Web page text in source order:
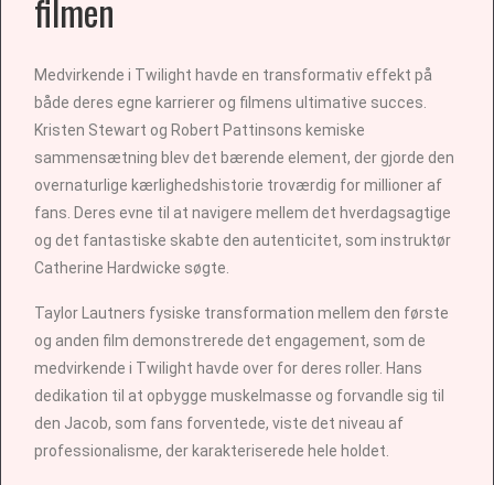
filmen
Medvirkende i Twilight havde en transformativ effekt på
både deres egne karrierer og filmens ultimative succes.
Kristen Stewart og Robert Pattinsons kemiske
sammensætning blev det bærende element, der gjorde den
overnaturlige kærlighedshistorie troværdig for millioner af
fans. Deres evne til at navigere mellem det hverdagsagtige
og det fantastiske skabte den autenticitet, som instruktør
Catherine Hardwicke søgte.
Taylor Lautners fysiske transformation mellem den første
og anden film demonstrerede det engagement, som de
medvirkende i Twilight havde over for deres roller. Hans
dedikation til at opbygge muskelmasse og forvandle sig til
den Jacob, som fans forventede, viste det niveau af
professionalisme, der karakteriserede hele holdet.